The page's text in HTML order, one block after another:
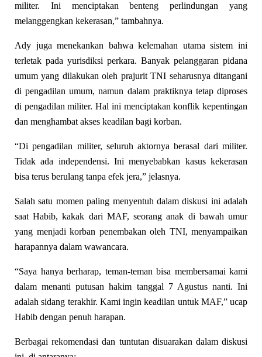
militer. Ini menciptakan benteng perlindungan yang
melanggengkan kekerasan,” tambahnya.
Ady juga menekankan bahwa kelemahan utama sistem ini
terletak pada yurisdiksi perkara. Banyak pelanggaran pidana
umum yang dilakukan oleh prajurit TNI seharusnya ditangani
di pengadilan umum, namun dalam praktiknya tetap diproses
di pengadilan militer. Hal ini menciptakan konflik kepentingan
dan menghambat akses keadilan bagi korban.
“Di pengadilan militer, seluruh aktornya berasal dari militer.
Tidak ada independensi. Ini menyebabkan kasus kekerasan
bisa terus berulang tanpa efek jera,” jelasnya.
Salah satu momen paling menyentuh dalam diskusi ini adalah
saat Habib, kakak dari MAF, seorang anak di bawah umur
yang menjadi korban penembakan oleh TNI, menyampaikan
harapannya dalam wawancara.
“Saya hanya berharap, teman-teman bisa membersamai kami
dalam menanti putusan hakim tanggal 7 Agustus nanti. Ini
adalah sidang terakhir. Kami ingin keadilan untuk MAF,” ucap
Habib dengan penuh harapan.
Berbagai rekomendasi dan tuntutan disuarakan dalam diskusi